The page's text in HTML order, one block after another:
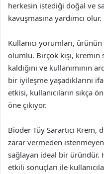
herkesin istediği doğal ve
kavuşmasına yardımcı olur.
Kullanıcı yorumları,
olumlu. Birçok kişi, kremin
kaldığını ve kullanımının
bir iyileşme yaşadıklarını
etkisi, kullanıcıların sıkça
öne çıkıyor.
Bioder Tüy Sarartıcı
zarar vermeden
sağlayan ideal bir üründür.
etkili sonuçları ile